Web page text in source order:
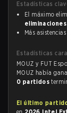
Estadísticas
El máximo
eliminaciones
Más
Estadísticas
MOUZ y FUT
MOUZ había
0 partidos
El último